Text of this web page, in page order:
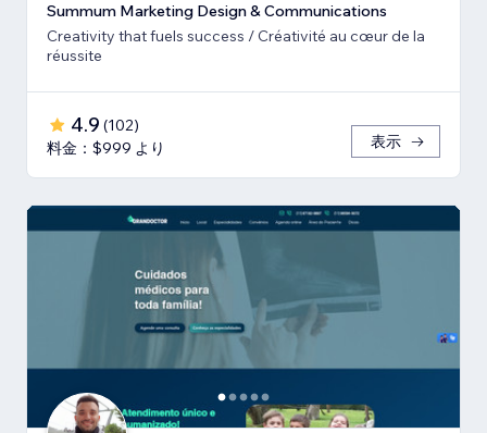
Summum Marketing Design & Communications
Creativity that fuels success / Créativité au cœur de la
réussite
4.9 (102)
料金：$999 より
表示